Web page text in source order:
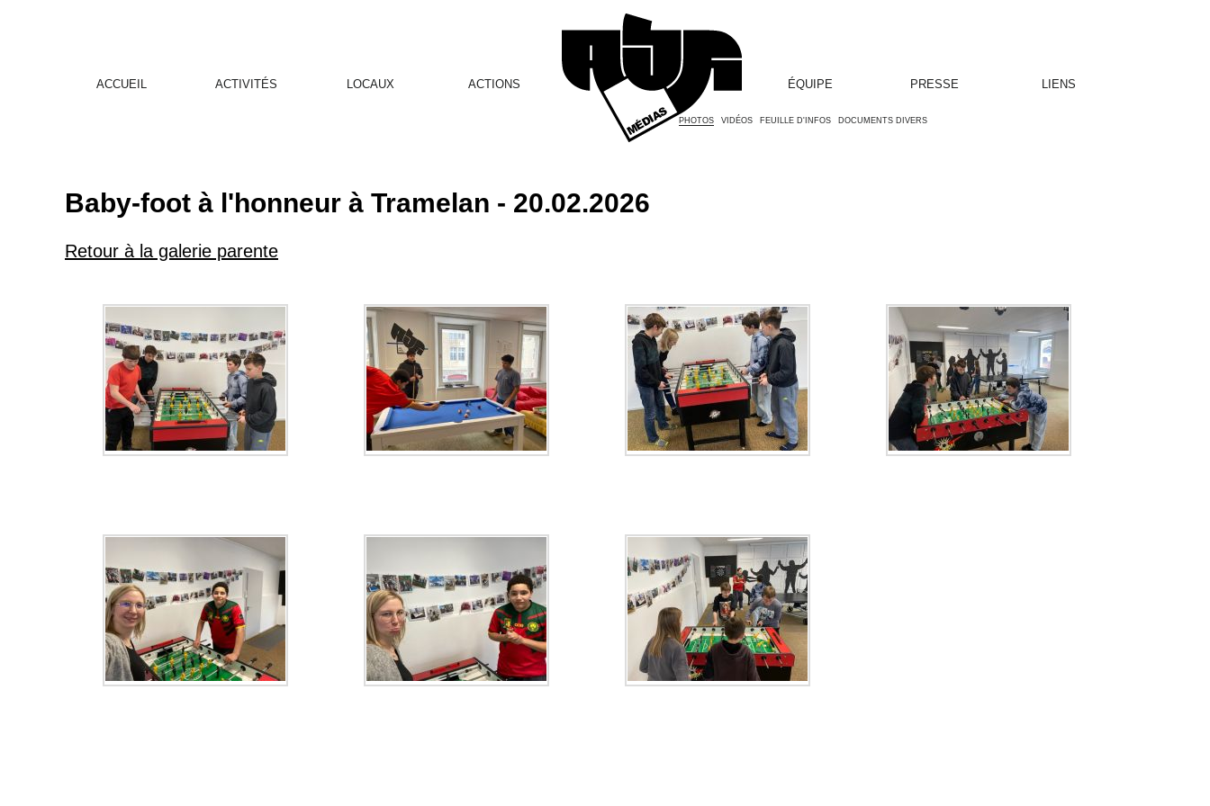
ACCUEIL ACTIVITÉS LOCAUX ACTIONS
PHOTOS VIDÉOS FEUILLE D'INFOS DOCUMENTS DIVERS
ÉQUIPE PRESSE LIENS
Baby-foot à l'honneur à Tramelan - 20.02.2026
Retour à la galerie parente